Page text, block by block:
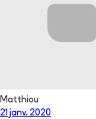
Matthiou
21 janv. 2020